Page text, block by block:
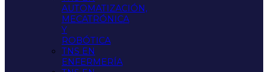
AUTOMATIZACIÓN,
MECATRÓNICA
Y
ROBÓTICA
TNS EN
ENFERMERÍA